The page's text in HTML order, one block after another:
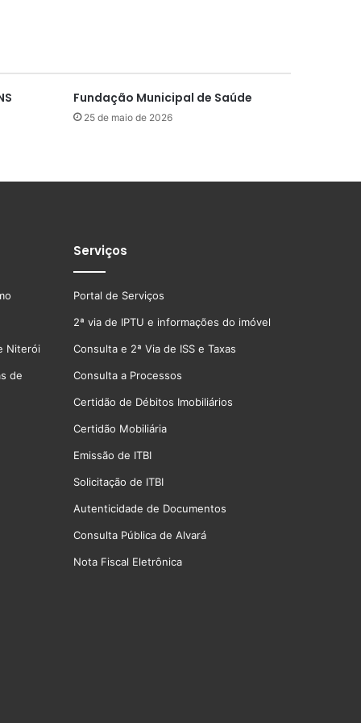
Fundação Municipal de Saúde
25 de maio de 2026
Niterói
de
Serviços
Portal de Serviços
2ª via de IPTU e informações do imóvel
Consulta e 2ª Via de ISS e Taxas
Consulta a Processos
Certidão de Débitos Imobiliários
Certidão Mobiliária
Emissão de ITBI
Solicitação de ITBI
Autenticidade de Documentos
Consulta Pública de Alvará
Nota Fiscal Eletrônica